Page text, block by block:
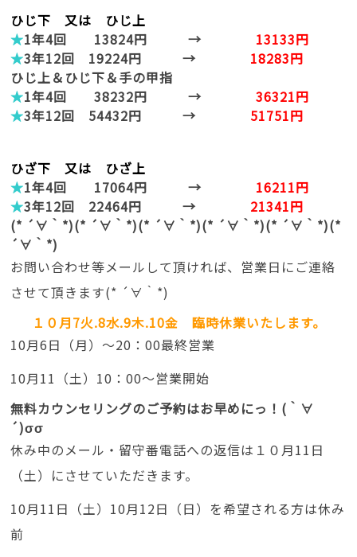
ひじ下 又は ひじ上
★1年4回 13824円 →
13133円
★3年12回 19224円 →
18283円
ひじ上＆ひじ下＆手の甲指
★1年4回 38232円 →
36321円
★3年12回 54432円 → 51751円
ひざ下 又は ひざ上
★1年4回 17064円 →
16211円
★3年12回 22464円 →
21341円
(* ´∀｀*)(* ´∀｀*)(* ´∀｀*)(* ´∀｀*)(* ´∀｀*)(*
´∀｀*)
お問い合わせ等メールして頂ければ、営業日にご連絡
させて頂きます(* ´∀｀*)
１０月7火.8水.9木.10金 臨時休業いたします。
10月6日（月）～20：00最終営業
10月11（土）10：00～営業開始
無料カウンセリングのご予約はお早めにっ！(｀∀
´)σσ
休み中のメール・留守番電話への返信は１０月11日
（土）にさせていただきます。
10月11日（土）10月12日（日）を希望される方は休み
前